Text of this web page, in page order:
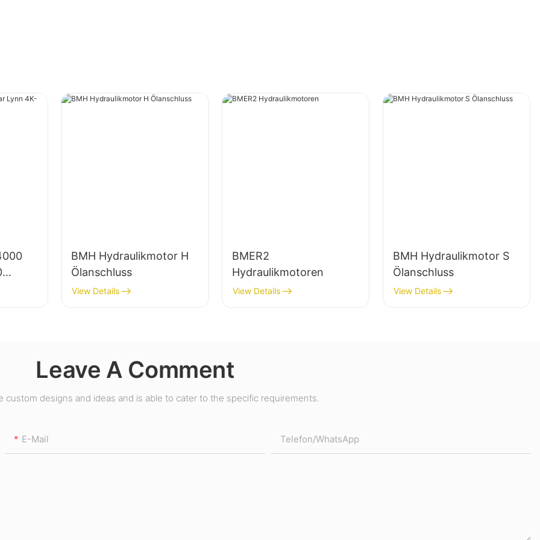
BMH Hydraulikmotor H
Ölanschluss
View Details
BMER2
Hydraulikmotoren
View Details
BMH Hydraulikmotor S
Ölanschluss
View Details
Leave A Comment
custom designs and ideas and is able to cater to the specific requirements.
E-Mail Telefon/WhatsApp